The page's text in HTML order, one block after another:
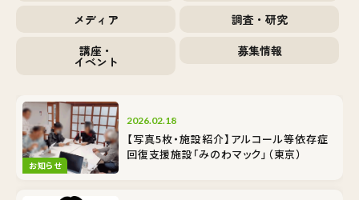
メディア
調査・研究
講座・
イベント
募集情報
お知らせ
2026.02.18
【写真5枚・施設紹介】アルコール等依存症
回復支援施設「みのわマック」（東京）